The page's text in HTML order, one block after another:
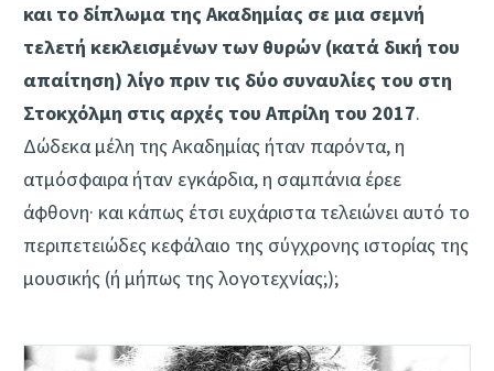
και το δίπλωμα της Ακαδημίας σε μια σεμνή
τελετή κεκλεισμένων των θυρών (κατά δική του
απαίτηση) λίγο πριν τις δύο συναυλίες του στη
Στοκχόλμη στις αρχές του Απρίλη του 2017.
Δώδεκα μέλη της Ακαδημίας ήταν παρόντα, η
ατμόσφαιρα ήταν εγκάρδια, η σαμπάνια έρεε
άφθονη· και κάπως έτσι ευχάριστα τελειώνει αυτό το
περιπετειώδες κεφάλαιο της σύγχρονης ιστορίας της
μουσικής (ή μήπως της λογοτεχνίας;);